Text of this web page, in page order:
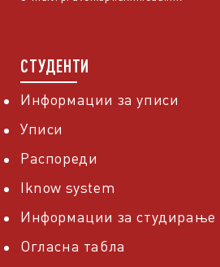
СТУДЕНТИ
Информации за уписи
Уписи
Распореди
Iknow system
Информации за студирање
Огласна табла